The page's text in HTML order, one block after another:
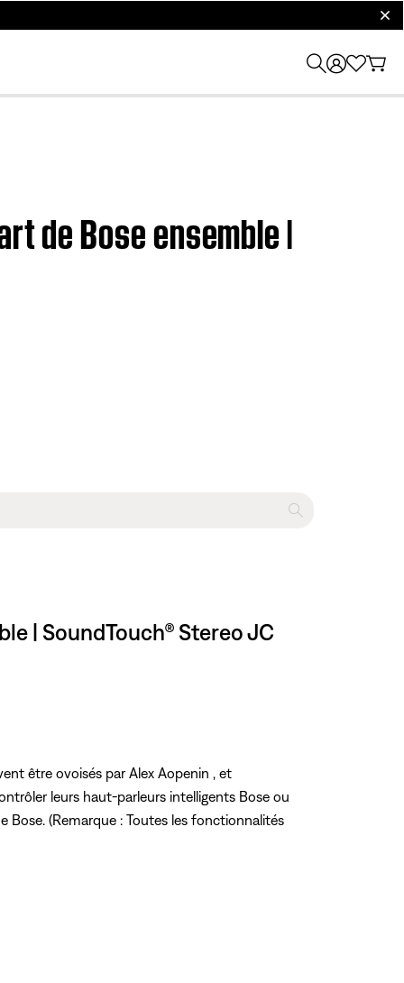
de Bose ensemble |
| SoundTouch® Stereo JC
être ovoisés par Alex Aopenin , et
leurs haut-parleurs intelligents Bose ou
Bose. (Remarque : Toutes les fonctionnalités